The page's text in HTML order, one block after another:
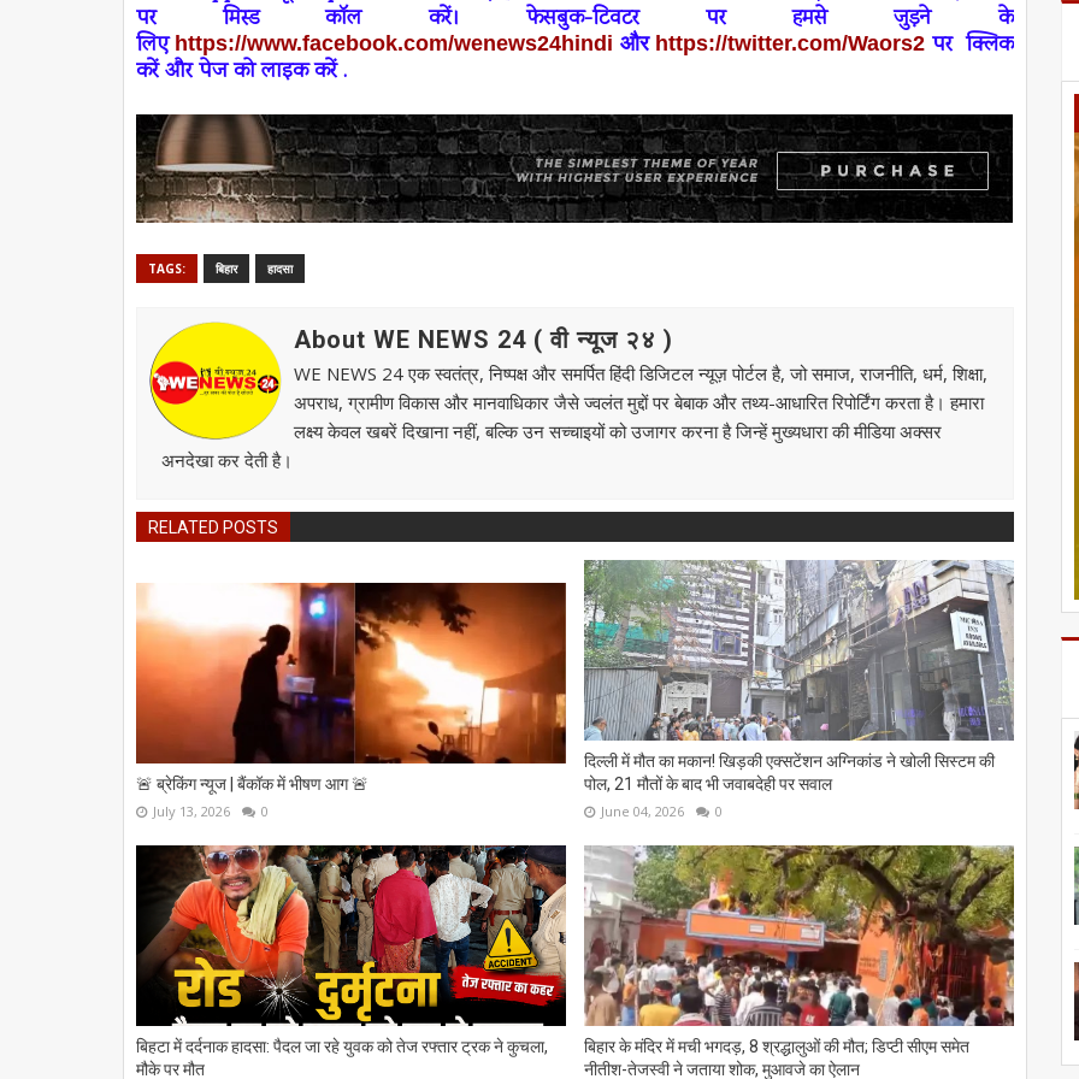
पर
मिस्ड कॉलकरें। फेसबुक-टिवटर पर हमसे जुड़ने के
लिए https://www.facebook.com/wenews24hindi और https://twitter.com/Waors2 पर क्लिक
करें और पेज को लाइक करें .
TAGS: बिहार हादसा
About WE NEWS 24 ( वी न्यूज २४ )
WE NEWS 24 एक स्वतंत्र, निष्पक्ष और समर्पित हिंदी डिजिटल न्यूज़ पोर्टल है, जो समाज, राजनीति, धर्म, शिक्षा,
अपराध, ग्रामीण विकास और मानवाधिकार जैसे ज्वलंत मुद्दों पर बेबाक और तथ्य-आधारित रिपोर्टिंग करता है। हमारा
लक्ष्य केवल खबरें दिखाना नहीं, बल्कि उन सच्चाइयों को उजागर करना है जिन्हें मुख्यधारा की मीडिया अक्सर
अनदेखा कर देती है।
RELATED POSTS
🚨 ब्रेकिंग न्यूज | बैंकॉक में भीषण आग 🚨
July 13, 2026 0
दिल्ली में मौत का मकान! खिड़की एक्सटेंशन अग्निकांड ने खोली सिस्टम की
पोल, 21 मौतों के बाद भी जवाबदेही पर सवाल
June 04, 2026 0
बिहटा में दर्दनाक हादसा: पैदल जा रहे युवक को तेज रफ्तार ट्रक ने कुचला,
मौके पर मौत
बिहार के मंदिर में मची भगदड़, 8 श्रद्धालुओं की मौत; डिप्टी सीएम समेत
नीतीश-तेजस्वी ने जताया शोक, मुआवजे का ऐलान